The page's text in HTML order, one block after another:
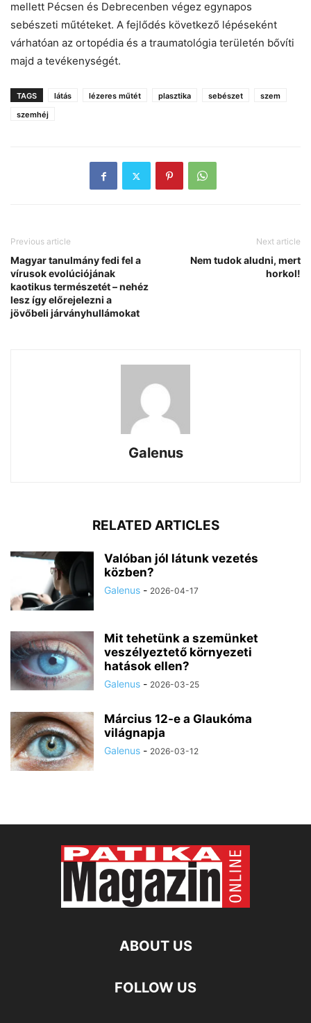
mellett Pécsen és Debrecenben végez egynapos
sebészeti műtéteket. A fejlődés következő lépéseként
várhatóan az ortopédia és a traumatológia területén bővíti
majd a tevékenységét.
TAGS látás lézeres műtét plasztika sebészet
szem
szemhéj
Previous article
Magyar tanulmány fedi fel a
vírusok evolúciójának
kaotikus természetét – nehéz
lesz így előrejelezni a
jövőbeli járványhullámokat
Next article
Nem tudok aludni, mert
horkol!
Galenus
RELATED ARTICLES
Valóban jól látunk vezetés
közben?
Galenus - 2026-04-17
Mit tehetünk a szemünket
veszélyeztető környezeti
hatások ellen?
Galenus - 2026-03-25
Március 12-e a Glaukóma
világnapja
Galenus - 2026-03-12
ABOUT US
FOLLOW US